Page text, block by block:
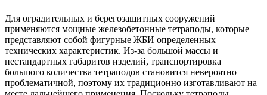
Для оградительных и берегозащитных сооружений
применяются мощные железобетонные тетраподы, которые
представляют собой фигурные ЖБИ определенных
технических характеристик. Из-за большой массы и
нестандартных габаритов изделий, транспортировка
большого количества тетраподов становится невероятно
проблематичной, поэтому их традиционно изготавливают на